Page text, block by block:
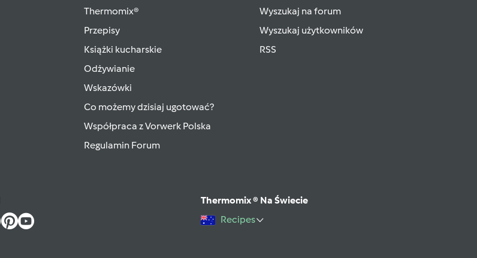
Thermomix®
Przepisy
Książki kucharskie
Odżywianie
Wskazówki
Co możemy dzisiaj ugotować?
Współpraca z Vorwerk Polska
Regulamin Forum
Wyszukaj na forum
Wyszukaj użytkowników
RSS
Thermomix ® Na Świecie
Recipes